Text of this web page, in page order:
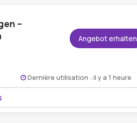
Bedingungen auf der Website des
–
Angebot erhalten
Dernière utilisation : il y a 1 heure